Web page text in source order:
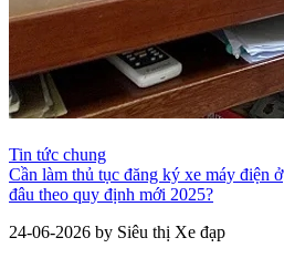
Tin tức chung
Cần làm thủ tục đăng ký xe máy điện ở
đâu theo quy định mới 2025?
24-06-2026 by Siêu thị Xe đạp